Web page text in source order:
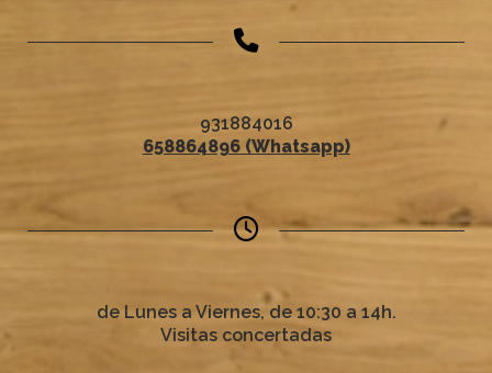
931884016
658864896 (Whatsapp)
de Lunes a Viernes, de 10:30 a 14h.
Visitas concertadas